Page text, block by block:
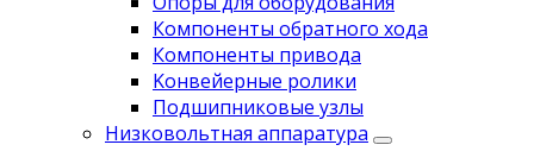
Компоненты обратного хода
Компоненты привода
Koнвейерныe pолики
Подшипниковые узлы
Низковольтная аппаратура